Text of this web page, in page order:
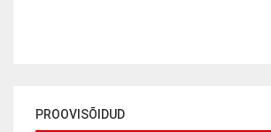
PROOVISÕIDUD